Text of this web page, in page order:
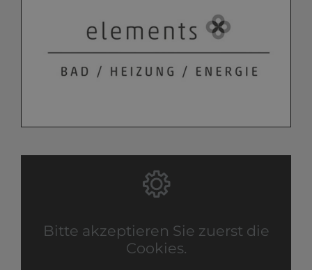
Bitte akzeptieren Sie zuerst die
Cookies.